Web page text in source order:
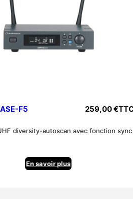
F5 259,00€
diversity-autoscan avec fonction sync
En savoir plus